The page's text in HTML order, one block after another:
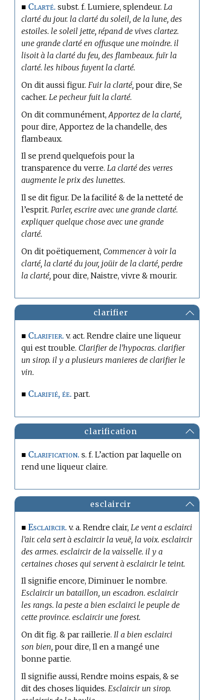
■ Clarté. subst. f. Lumiere, splendeur.La
clarté du jour. la clarté du soleil, de la lune, des
estoiles. le soleil jette, répand de vives clartez.
une grande clarté en offusque une moindre. il
lisoit à la clarté du feu, des flambeaux. fuïr la
clarté. les hibous fuyent la clarté.
On dit aussi figur. Fuir la clarté, pour dire, Se
cacher. Le pecheur fuit la clarté.
On dit communément,Apportez de la clarté,
pour dire, Apportez de la chandelle, des
flambeaux.
Il se prend quelquefois pour la
transparence du verre.La clarté des verres
augmente le prix des lunettes.
Il se dit figur. De la facilité & de la netteté de
l’esprit. Parler, escrire avec une grande clarté.
expliquer quelque chose avec une grande
clarté.
On dit poëtiquement, Commencer à voir la
clarté, la clarté du jour, joüir de la clarté, perdre
la clarté, pour dire, Naistre, vivre & mourir.
clarifier
■ Clarifier. v. act. Rendre claire une liqueur
qui est trouble. Clarifier de l’hypocras. clarifier
un sirop. il y a plusieurs manieres de clarifier le
vin.
■ Clarifié, ée. part.
clarification
■ Clarification. s. f. L’action par laquelle on
rend une liqueur claire.
esclaircir
■Esclaircir. v. a. Rendre clair, Le vent a esclairci
l’air. cela sert à esclaircir la veuë, la voix. esclaircir
des armes. esclaircir de la vaisselle. il y a
certaines choses qui servent à esclaircir le teint.
Il signifie encore, Diminuer le nombre.
Esclaircir un bataillon, un escadron. esclaircir
les rangs. la peste a bien esclairci le peuple de
cette province. esclaircir une forest.
On dit fig. & par raillerie. Il a bien esclairci
son bien, pour dire, Il en a mangé une
bonne partie.
Il signifie aussi, Rendre moins espais, & se
dit des choses liquides. Esclaircir un sirop.